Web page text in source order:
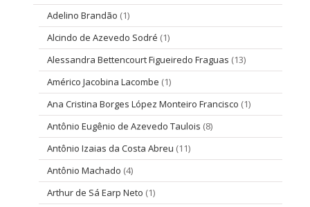
Adelino Brandão (1)
Alcindo de Azevedo Sodré (1)
Alessandra Bettencourt Figueiredo Fraguas (13)
Américo Jacobina Lacombe (1)
Ana Cristina Borges López Monteiro Francisco (1)
Antônio Eugênio de Azevedo Taulois (8)
Antônio Izaias da Costa Abreu (11)
Antônio Machado (4)
Arthur de Sá Earp Neto (1)